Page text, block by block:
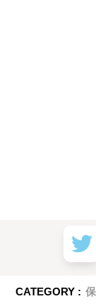
CATEGORY :